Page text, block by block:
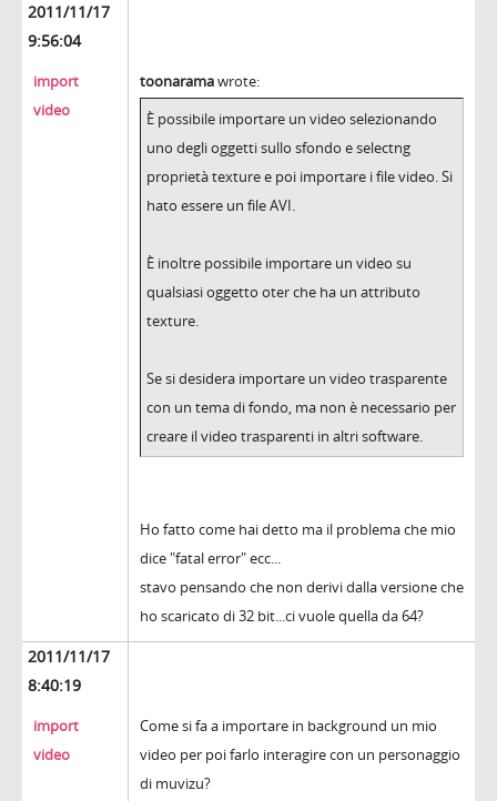
2011/11/17
9:56:04
import
video
toonaramawrote:
È possibile importare un video selezionando
uno degli oggetti sullo sfondo e selectng
proprietà texture e poi importare i file video. Si
hato essere un file AVI.
È inoltre possibile importare un video su
qualsiasi oggetto oter che ha un attributo
texture.
Se si desidera importare un video trasparente
con un tema di fondo, ma non è necessario per
creare il video trasparenti in altri software.
Ho fatto come hai detto ma il problema che mio
dice "fatal error" ecc...
stavo pensando che non derivi dalla versione che
ho scaricato di 32 bit...ci vuole quella da 64?
2011/11/17
8:40:19
import
video
Come si fa a importare in background un mio
video per poi farlo interagire con un personaggio
di muvizu?